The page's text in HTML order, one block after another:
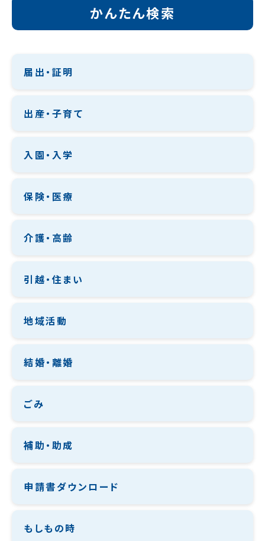
かんたん検索
届出・証明
出産・子育て
入園・入学
保険・医療
介護・高齢
引越・住まい
地域活動
結婚・離婚
ごみ
補助・助成
申請書ダウンロード
もしもの時